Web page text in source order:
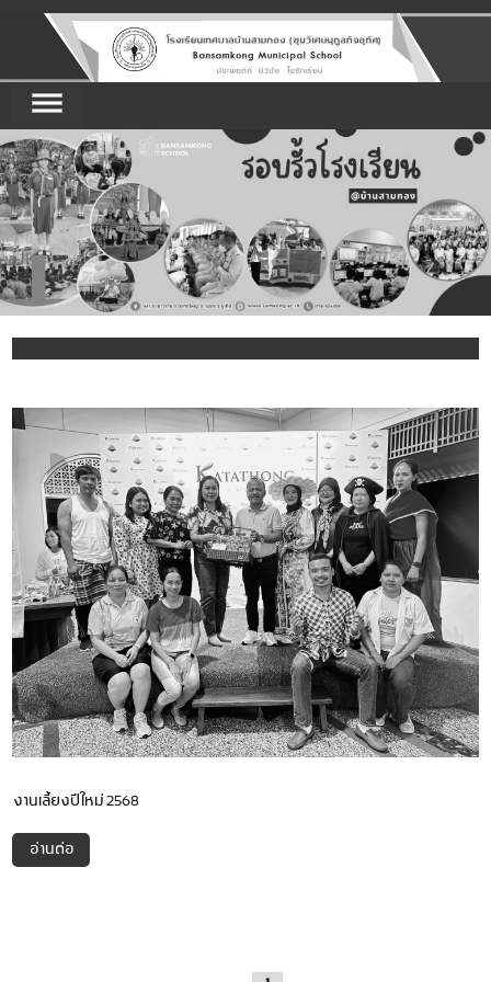
งานเลี้ยงปีใหม่ 2568
อ่านต่อ